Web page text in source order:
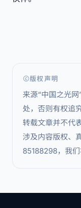
版权声明
来源“中国之光
处，否则有权追
转载文章并不代
涉及内容版权、
85188298，我们